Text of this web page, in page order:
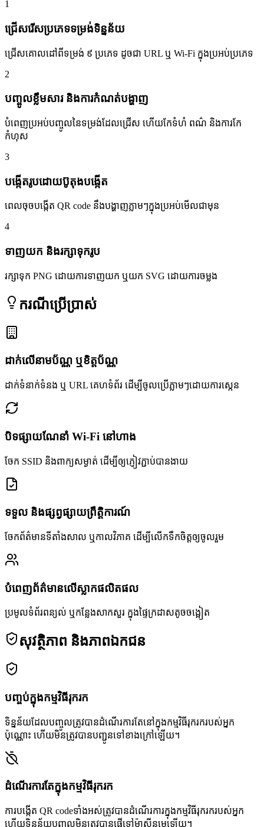
1
ជ្រើសរើសប្រភេទទម្រង់ទិន្នន័យ
ជ្រើសគោលដៅពីទម្រង់ ៩ ប្រភេទ ដូចជា URL ឬ Wi-Fi ក្នុងប្រអប់ប្រភេទ
2
បញ្ចូលខ្លឹមសារ និងការកំណត់បង្ហាញ
បំពេញប្រអប់បញ្ចូលនៃទម្រង់ដែលជ្រើស ហើយកែទំហំ ពណ៌ និងការកែ
កំហុស
3
បង្កើតរូបដោយប៊ូតុងបង្កើត
ពេលចុចបង្កើត QR code នឹងបង្ហាញភ្លាមៗក្នុងប្រអប់មើលជាមុន
4
ទាញយក និងរក្សាទុករូប
រក្សាទុក PNG ដោយការទាញយក ឬយក SVG ដោយការចម្លង
ករណីប្រើប្រាស់
ដាក់លើនាមប័ណ្ណ ឬខិត្តប័ណ្ណ
ដាក់ទំនាក់ទំនង ឬ URL គេហទំព័រ ដើម្បីចូលប្រើភ្លាមៗដោយការស្កេន
បិទផ្សាយណែនាំ Wi-Fi នៅហាង
ចែក SSID និងពាក្យសម្ងាត់ ដើម្បីឲ្យភ្ញៀវភ្ជាប់បានងាយ
ទទួល និងផ្សព្វផ្សាយព្រឹត្តិការណ៍
ចែកព័ត៌មានទីតាំងសាល ឬកាលវិភាគ ដើម្បីលើកទឹកចិត្តឲ្យចូលរួម
បំពេញព័ត៌មានលើស្លាកផលិតផល
ប្រមូលទំព័រពន្យល់ ឬកន្លែងសាកសួរ ក្នុងផ្ទៃក្រដាសតូចចង្អៀត
សុវត្ថិភាព និងភាពឯកជន
បញ្ចប់ក្នុងកម្មវិធីរុករក
ទិន្នន័យដែលបញ្ចូលត្រូវបានដំណើរការតែនៅក្នុងកម្មវិធីរុករករបស់អ្នក
ប៉ុណ្ណោះ ហើយមិនត្រូវបានបញ្ជូនទៅខាងក្រៅឡើយ។
ដំណើរការតែក្នុងកម្មវិធីរុករក
ការបង្កើត QR codeទាំងអស់ត្រូវបានដំណើរការក្នុងកម្មវិធីរុករករបស់អ្នក
ហើយទិន្នន័យបញ្ចូលមិនត្រូវបានផ្ញើទៅម៉ាស៊ីនមេឡើយ។